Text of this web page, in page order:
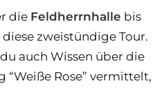
die Feldherrnhalle bis
zweistündige Tour.
auch Wissen über die
Rose” vermittelt,